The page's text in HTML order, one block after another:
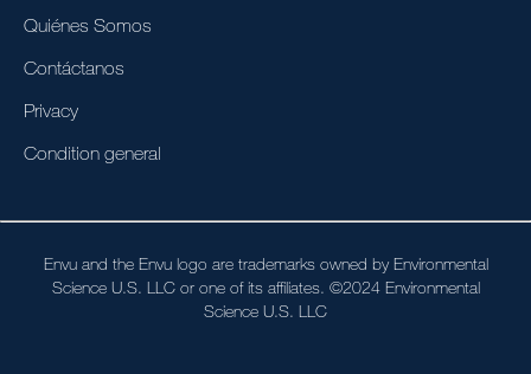
Quiénes Somos
Contáctanos
Privacy
Condition general
Envu and the Envu logo are trademarks owned by Environmental
Science U.S. LLC or one of its affiliates. ©2024 Environmental
Science U.S. LLC